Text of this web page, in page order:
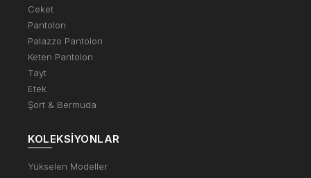
Ceket
Pantolon
Palazzo Pantolon
Keten Pantolon
Tayt
Etek
Şort & Bermuda
KOLEKSIYONLAR
Yükselen Modeller